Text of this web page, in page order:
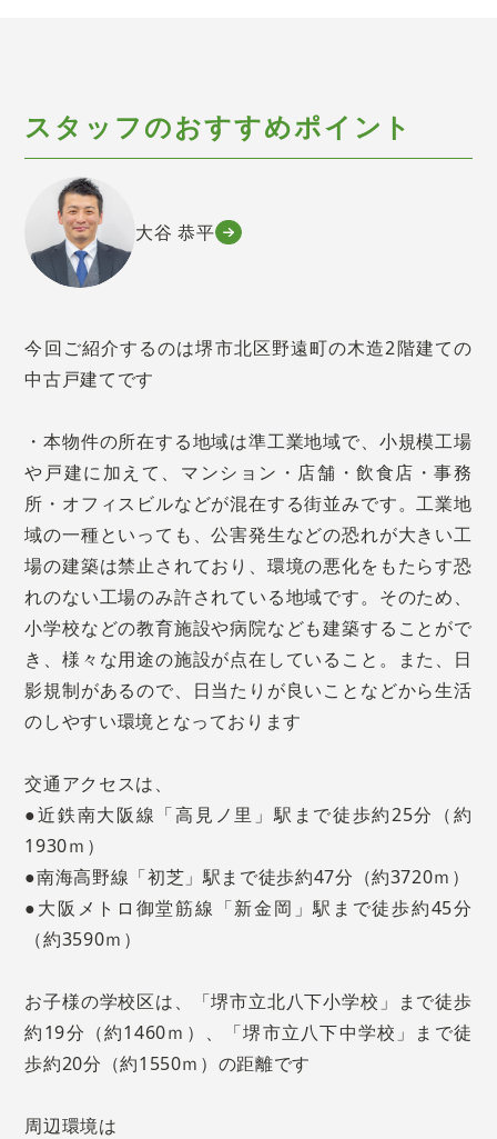
スタッフのおすすめポイント
大谷 恭平
今回ご紹介するのは堺市北区野遠町の木造2階建ての
中古戸建てです
・本物件の所在する地域は準工業地域で、小規模工場
や戸建に加えて、マンション・店舗・飲食店・事務
所・オフィスビルなどが混在する街並みです。工業地
域の一種といっても、公害発生などの恐れが大きい工
場の建築は禁止されており、環境の悪化をもたらす恐
れのない工場のみ許されている地域です。そのため、
小学校などの教育施設や病院なども建築することがで
き、様々な用途の施設が点在していること。また、日
影規制があるので、日当たりが良いことなどから生活
のしやすい環境となっております
交通アクセスは、
●近鉄南大阪線「高見ノ里」駅まで徒歩約25分（約
1930ｍ）
●南海高野線「初芝」駅まで徒歩約47分（約3720ｍ）
●大阪メトロ御堂筋線「新金岡」駅まで徒歩約45分
（約3590ｍ）
お子様の学校区は、「堺市立北八下小学校」まで徒歩
約19分（約1460ｍ）、「堺市立八下中学校」まで徒
歩約20分（約1550ｍ）の距離です
周辺環境は